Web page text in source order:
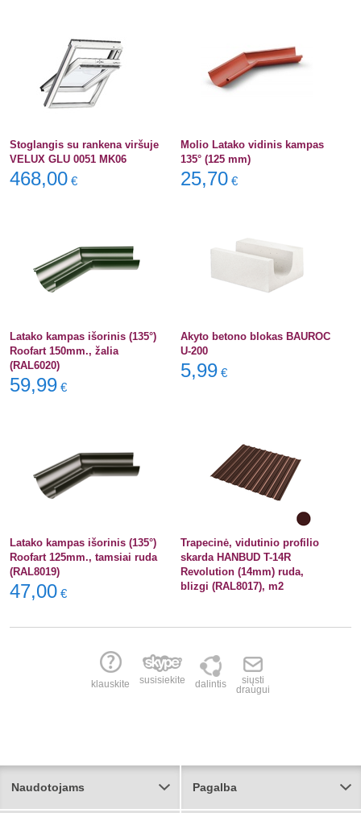
Stoglangis su rankena viršuje
VELUX GLU 0051 MK06
468,00 €
Molio Latako vidinis kampas
135° (125 mm)
25,70 €
Latako kampas išorinis (135°)
Roofart 150mm., žalia
(RAL6020)
59,99 €
Akyto betono blokas BAUROC
U-200
5,99 €
Latako kampas išorinis (135°)
Roofart 125mm., tamsiai ruda
(RAL8019)
47,00 €
Trapecinė, vidutinio profilio
skarda HANBUD T-14R
Revolution (14mm) ruda,
blizgi (RAL8017), m2
klauskite susisiekite dalintis
siųsti
draugui
Naudotojams Pagalba